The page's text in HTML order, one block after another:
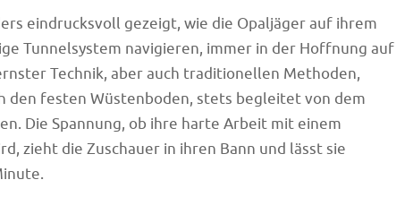
eindrucksvoll gezeigt, wie die Opaljäger auf ihrem
Tunnelsystem navigieren, immer in der Hoffnung auf
Technik, aber auch traditionellen Methoden,
den festen Wüstenboden, stets begleitet von dem
Die Spannung, ob ihre harte Arbeit mit einem
zieht die Zuschauer in ihren Bann und lässt sie